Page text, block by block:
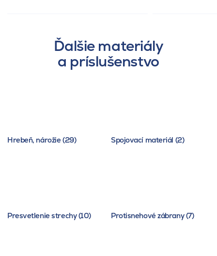
Ďalšie materiály
a príslušenstvo
Hrebeň, nárožie (29) Spojovací materiál (2)
Presvetlenie strechy (10) Protisnehové zábrany (7)